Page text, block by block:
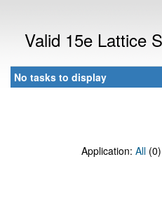
Valid 15e Lattice
No tasks to display
Application: All (0)